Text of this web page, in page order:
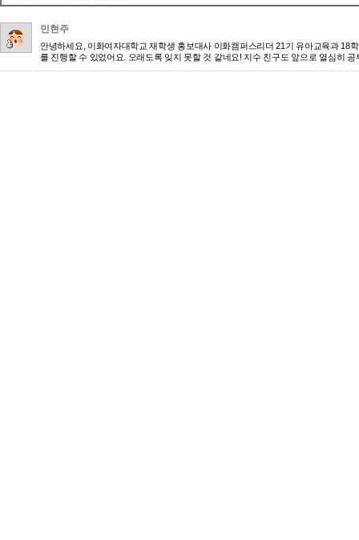
민현주
안녕하세요, 이화여자대학교 재학생 홍보대사 이화캠퍼스리더 21기 유아교육과
를 진행할 수 있었어요. 오래도록 잊지 못할 것 같네요! 지수 친구도 앞으로 열심히